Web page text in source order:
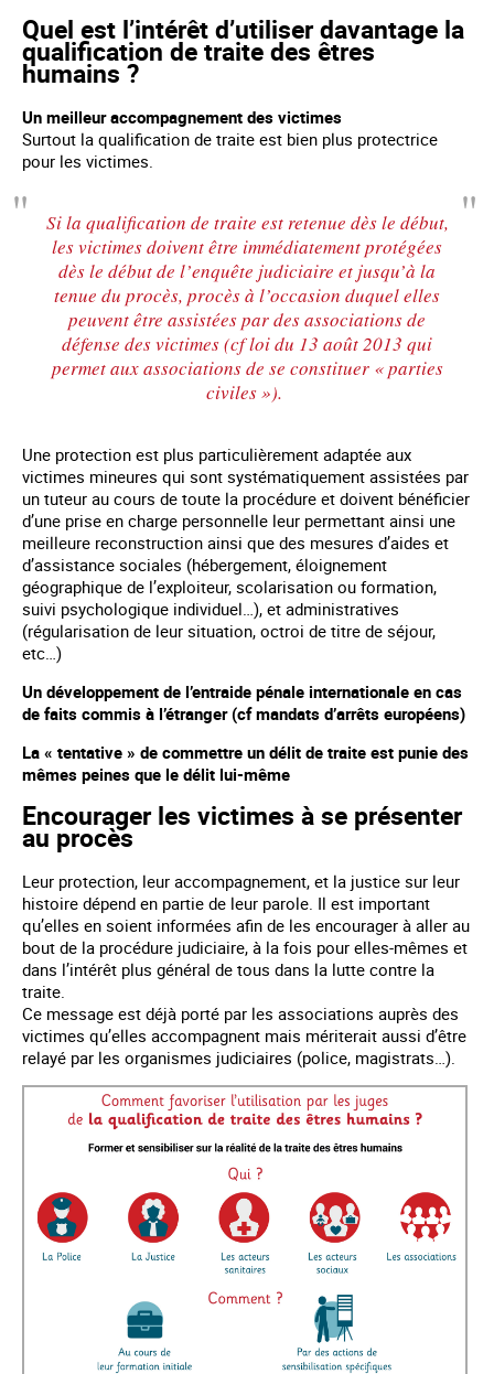
Quel est l’intérêt d’utiliser davantage la
qualification de traite des êtres
humains ?
Un meilleur accompagnement des victimes
Surtout la qualification de traite est bien plus protectrice
pour les victimes.
Si la qualification de traite est retenue dès le début,
les victimes doivent être immédiatement protégées
dès le début de l’enquête judiciaire et jusqu’à la
tenue du procès, procès à l’occasion duquel elles
peuvent être assistées par des associations de
défense des victimes (cf loi du 13 août 2013 qui
permet aux associations de se constituer « parties
civiles »).
Une protection est plus particulièrement adaptée aux
victimes mineures qui sont systématiquement assistées par
un tuteur au cours de toute la procédure et doivent bénéficier
d’une prise en charge personnelle leur permettant ainsi une
meilleure reconstruction ainsi que des mesures d’aides et
d’assistance sociales (hébergement, éloignement
géographique de l’exploiteur, scolarisation ou formation,
suivi psychologique individuel…), et administratives
(régularisation de leur situation, octroi de titre de séjour,
etc…)
Un développement de l’entraide pénale internationale en cas
de faits commis à l’étranger (cf mandats d’arrêts européens)
La « tentative » de commettre un délit de traite est punie des
mêmes peines que le délit lui-même
Encourager les victimes à se présenter
au procès
Leur protection, leur accompagnement, et la justice sur leur
histoire dépend en partie de leur parole. Il est important
qu’elles en soient informées afin de les encourager à aller au
bout de la procédure judiciaire, à la fois pour elles-mêmes et
dans l’intérêt plus général de tous dans la lutte contre la
traite.
Ce message est déjà porté par les associations auprès des
victimes qu’elles accompagnent mais mériterait aussi d’être
relayé par les organismes judiciaires (police, magistrats…).